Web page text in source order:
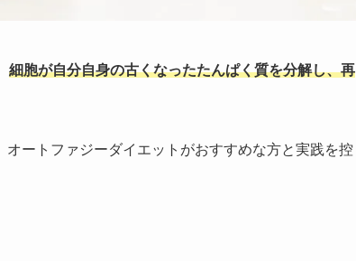
細胞が自分自身の古くなったたんぱく質を分解し、再
ートファジーダイエットがおすすめな方と実践を控